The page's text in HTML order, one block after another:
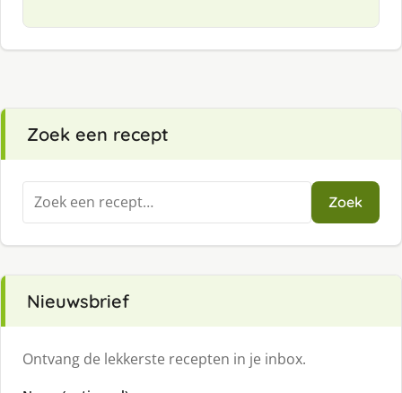
Zoek een recept
Zoeken
naar:
Zoek
Nieuwsbrief
Ontvang de lekkerste recepten in je inbox.